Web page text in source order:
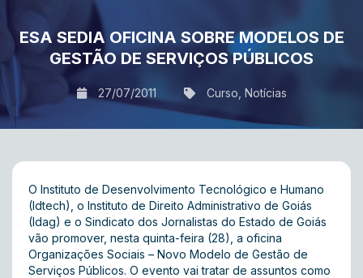
ESA SEDIA OFICINA SOBRE MODELOS DE
GESTÃO DE SERVIÇOS PÚBLICOS
27/07/2011 Curso Notícias
O Instituto de Desenvolvimento Tecnológico e Humano
(Idtech), o Instituto de Direito Administrativo de Goiás
(Idag) e o Sindicato dos Jornalistas do Estado de Goiás
vão promover, nesta quinta-feira (28), a oficina
Organizações Sociais – Novo Modelo de Gestão de
Serviços Públicos. O evento vai tratar de assuntos como